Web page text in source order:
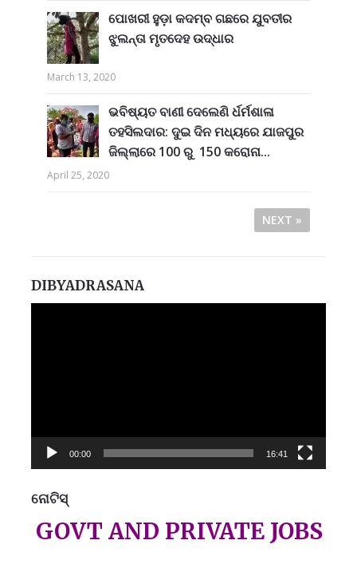
ପୋଖରୀ ହୁଡ଼ା କଦମ୍ବ ଗଛରେ ଯୁବତୀର
ଝୁଲନ୍ତା ମୃତଦେହ ଉଦ୍ଧାର
March 13, 2020
ଭବିଷ୍ୟତ ବାଣୀ ଦେଲେଣି ର୍ଧର୍ମଶାଳା
ତହସିଲଦାର: ଦୁଇ ଦିନ ମଧ୍ୟରେ ଯାଜପୁର
ଜିଲ୍ଲାରେ 100 ରୁ 150 କରୋନା...
April 25, 2020
NEXT »
DIBYADRASANA
00:00 16:41
ନୋଟିସ୍
GOVT AND PRIVATE JOBS